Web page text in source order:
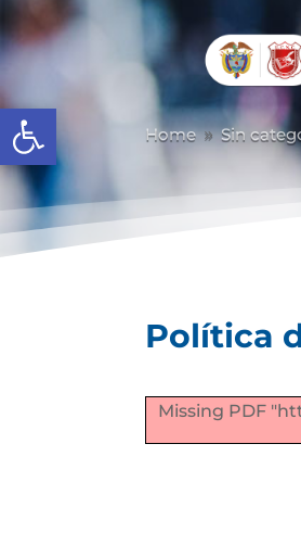
Abrir barra de herramientas
Home 9 Sin
Política
Missing PDF